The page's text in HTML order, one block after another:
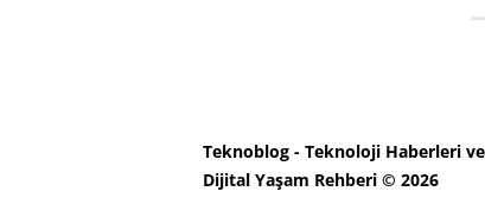
Teknoblog - Teknoloji Haberleri ve
Dijital Yaşam Rehberi © 2026